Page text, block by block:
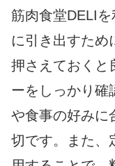
筋肉食堂DELI
に引き出すため
押さえておくと
ーをしっかり確
や食事の好みに
切です。また、